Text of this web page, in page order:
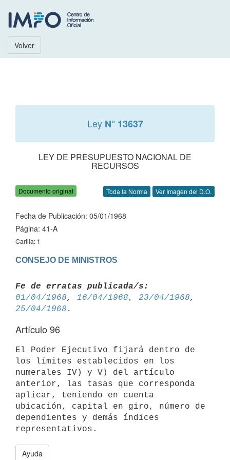
Volver
Ley N° 13637
LEY DE PRESUPUESTO NACIONAL DE
RECURSOS
Documento original Toda la Norma Ver Imagen del D.O.
Fecha de Publicación: 05/01/1968
Página: 41-A
Carilla: 1
CONSEJO DE MINISTROS
Fe de erratas publicada/s:
01/04/1968, 16/04/1968, 23/04/1968
25/04/1968
Artículo 96
El Poder Ejecutivo fijará dentro de
los límites establecidos en los
numerales IV) y V) del artículo
anterior, las tasas que corresponda
aplicar, teniendo en cuenta
ubicación, capital en giro, número de
dependientes y demás índices
Ayuda